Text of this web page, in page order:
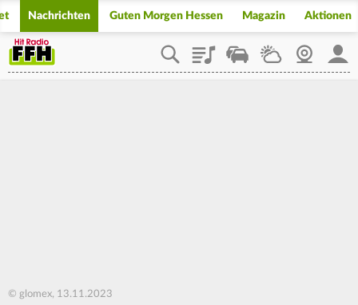
Nachrichten Guten Morgen Hessen Magazin Aktionen
PlaylistStaupilotWetterWebcam
© glomex, 13.11.2023